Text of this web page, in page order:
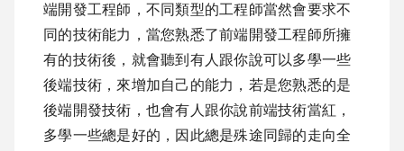
端開發工程師，不同類型的工程師當然會要求不
同的技術能力，當您熟悉了前端開發工程師所擁
有的技術後，就會聽到有人跟你說可以多學一些
後端技術，來增加自己的能力，若是您熟悉的是
後端開發技術，也會有人跟你說前端技術當紅，
多學一些總是好的，因此總是殊途同歸的走向全